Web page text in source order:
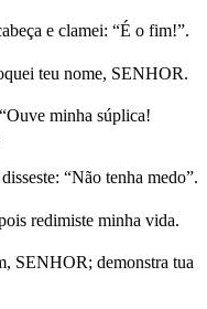
e clamei: “É o fim!”.
teu nome, SENHOR.
minha súplica!
“Não tenha medo”.
redimiste minha vida.
SENHOR; demonstra tua